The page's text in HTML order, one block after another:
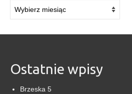
Ostatnie wpisy
Brzeska 5